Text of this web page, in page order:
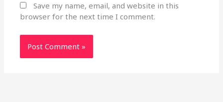
Save my name, email, and website in this
browser for the next time I comment.